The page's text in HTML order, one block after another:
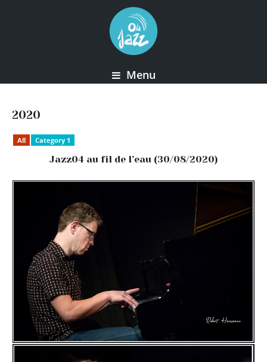
Menu
2020
All Category 1
Jazz04 au fil de l’eau (30/08/2020)